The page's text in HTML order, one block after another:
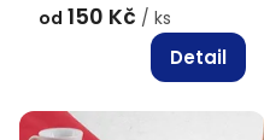
od 150 Kč / ks
Detail